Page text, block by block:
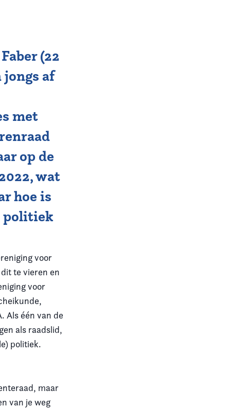
(22
af
met
op de
wat
hoe is
politiek
voor
te vieren en
voor
Als één van de
als raadslid,
politiek.
maar
van je weg